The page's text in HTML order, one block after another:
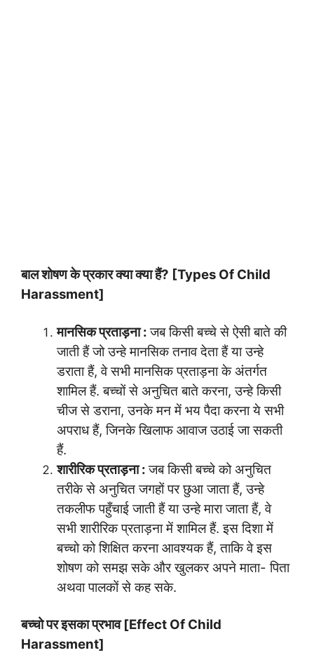
बाल शोषण के प्रकार क्या क्या हैं? [Types Of Child
Harassment]
मानसिक प्रताड़ना :जब किसी बच्चे से ऐसी बाते की
जाती हैं जो उन्हे मानसिक तनाव देता हैं या उन्हे
डराता हैं, वे सभी मानसिक प्रताड़ना के अंतर्गत
शामिल हैं. बच्चों से अनुचित बाते करना, उन्हे किसी
चीज से डराना, उनके मन में भय पैदा करना ये सभी
अपराध हैं, जिनके खिलाफ आवाज उठाई जा सकती
हैं.
शारीरिक प्रताड़ना:जब किसी बच्चे को अनुचित
तरीके से अनुचित जगहों पर छुआ जाता हैं, उन्हे
तकलीफ पहुँचाई जाती हैं या उन्हे मारा जाता हैं, वे
सभी शारीरिक प्रताड़ना में शामिल हैं. इस दिशा में
बच्चो को शिक्षित करना आवश्यक हैं, ताकि वे इस
शोषण को समझ सके और खुलकर अपने माता- पिता
अथवा पालकों से कह सके.
बच्चो पर इसका प्रभाव[Effect Of Child
Harassment]